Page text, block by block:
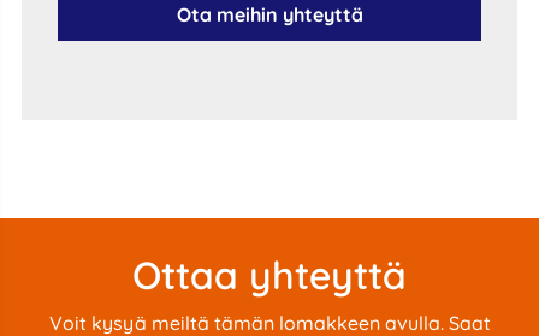
Ota meihin yhteyttä
Ottaa yhteyttä
Voit kysyä meiltä tämän lomakkeen avulla. Saat